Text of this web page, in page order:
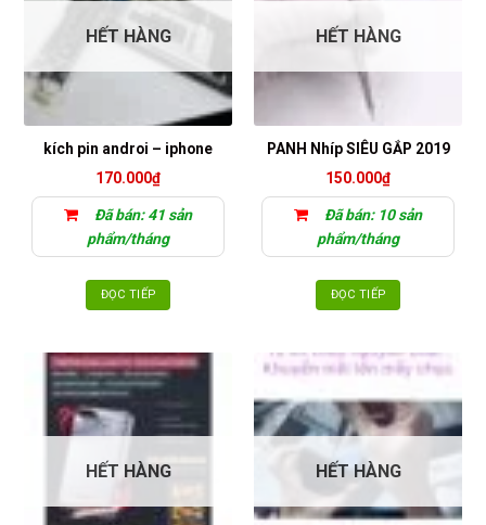
HẾT HÀNG
kích pin androi – iphone
170.000₫
Đã bán: 41 sản
phẩm/tháng
ĐỌC TIẾP
HẾT HÀNG
PANH Nhíp SIÊU GẮP 2019
150.000₫
Đã bán: 10 sản
phẩm/tháng
ĐỌC TIẾP
HẾT HÀNG HẾT HÀNG